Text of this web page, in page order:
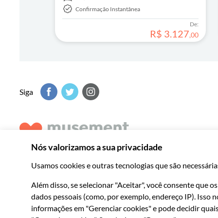
Confirmação Instantânea
De:
R$ 3.127,00
Siga
o melhor de cada destino.